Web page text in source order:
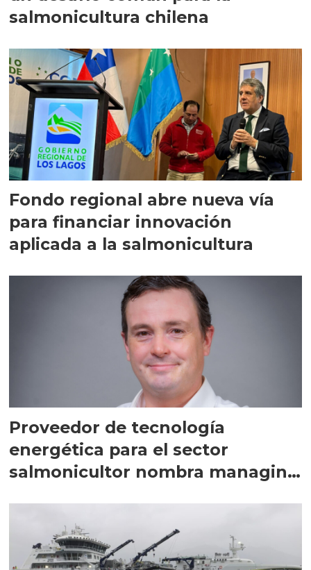
salmonicultura chilena
Fondo regional abre nueva vía
para financiar innovación
aplicada a la salmonicultura
Proveedor de tecnología
energética para el sector
salmonicultor nombra managing